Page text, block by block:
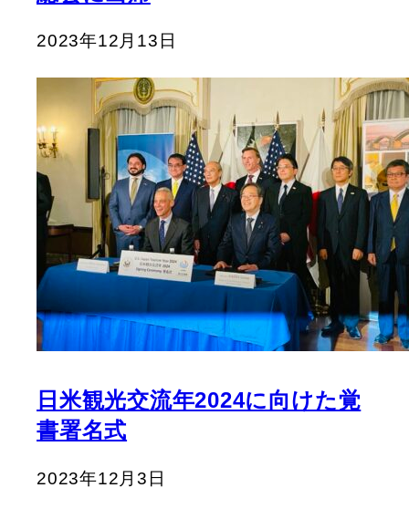
2023年12月13日
日米観光交流年2024に向けた覚
書署名式
2023年12月3日